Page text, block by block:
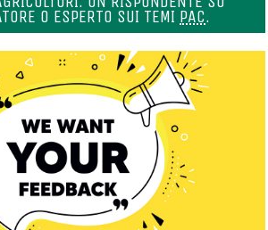
O ESPERTO SUI TEMI PAC.